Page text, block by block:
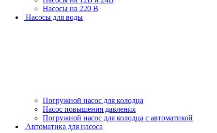
Насосы на 220 В
Насосы для воды
Погружной насос для колодца
Насос повышения давления
Погружной насос для колодца с автоматикой
Автоматика для насоса